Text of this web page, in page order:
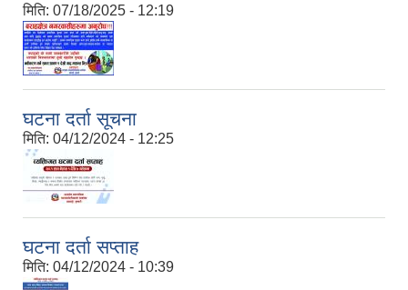
मिति: 07/18/2025 - 12:19
घटना दर्ता सूचना
मिति: 04/12/2024 - 12:25
घटना दर्ता सप्ताह
मिति: 04/12/2024 - 10:39